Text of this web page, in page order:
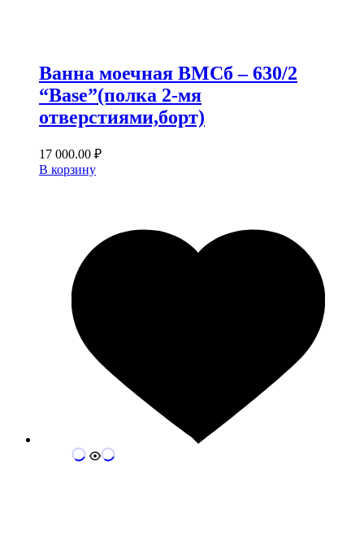
Ванна моечная ВМСб – 630/2
“Base”(полка 2-мя
отверстиями,борт)
17 000.00 ₽
В корзину